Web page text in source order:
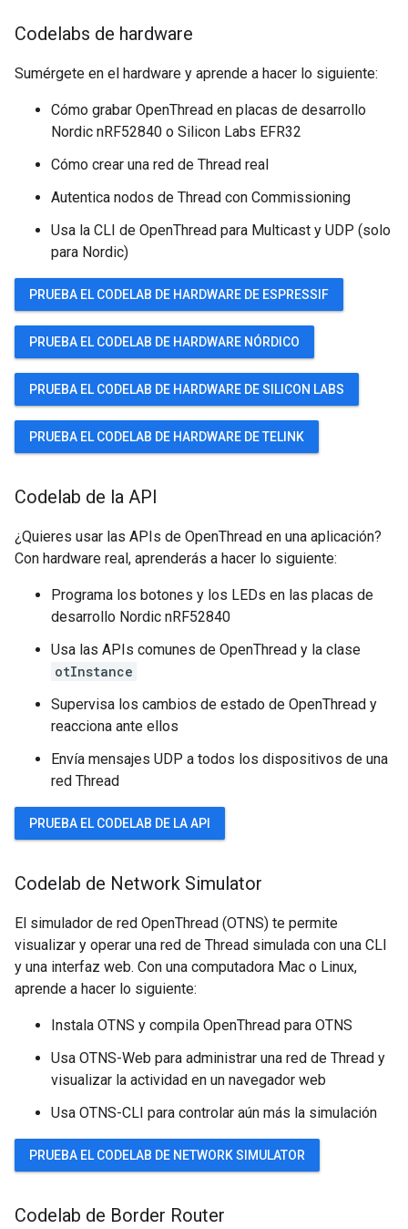
Codelabs de hardware
Sumérgete en el hardware y aprende a hacer lo siguiente:
Cómo grabar OpenThread en placas de desarrollo
Nordic nRF52840 o Silicon Labs EFR32
Cómo crear una red de Thread real
Autentica nodos de Thread con Commissioning
Usa la CLI de OpenThread para Multicast y UDP (solo
para Nordic)
PRUEBA EL CODELAB DE HARDWARE DE ESPRESSIF
PRUEBA EL CODELAB DE HARDWARE NÓRDICO
PRUEBA EL CODELAB DE HARDWARE DE SILICON LABS
PRUEBA EL CODELAB DE HARDWARE DE TELINK
Codelab de la API
¿Quieres usar las APIs de OpenThread en una aplicación?
Con hardware real, aprenderás a hacer lo siguiente:
Programa los botones y los LEDs en las placas de
desarrollo Nordic nRF52840
Usa las APIs comunes de OpenThread y la clase
otInstance
Supervisa los cambios de estado de OpenThread y
reacciona ante ellos
Envía mensajes UDP a todos los dispositivos de una
red Thread
PRUEBA EL CODELAB DE LA API
Codelab de Network Simulator
El simulador de red OpenThread (OTNS) te permite
visualizar y operar una red de Thread simulada con una CLI
y una interfaz web. Con una computadora Mac o Linux,
aprende a hacer lo siguiente:
Instala OTNS y compila OpenThread para OTNS
Usa OTNS-Web para administrar una red de Thread y
visualizar la actividad en un navegador web
Usa OTNS-CLI para controlar aún más la simulación
PRUEBA EL CODELAB DE NETWORK SIMULATOR
Codelab de Border Router